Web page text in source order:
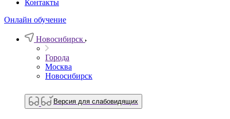
Контакты
Онлайн обучение
Новосибирск
Города
Москва
Новосибирск
Версия для слабовидящих